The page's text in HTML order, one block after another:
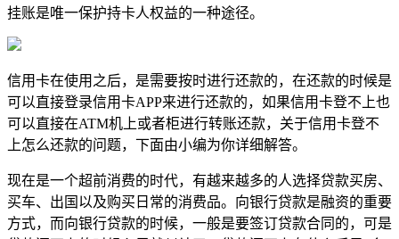
挂账是唯一保护持卡人权益的一种途径。
信用卡在使用之后，是需要按时进行还款的，在还款的时候是
可以直接登录信用卡APP来进行还款的，如果信用卡登不上也
可以直接在ATM机上或者柜进行转账还款，关于信用卡登不
上怎么还款的问题，下面由小编为你详细解答。
​现在是一个超前消费的时代，有越来越多的人选择贷款买房、
买车、出国以及购买日常的消费品。向银行贷款是融资的重要
方式，而向银行贷款的时候，一般是要签订贷款合同的，可是